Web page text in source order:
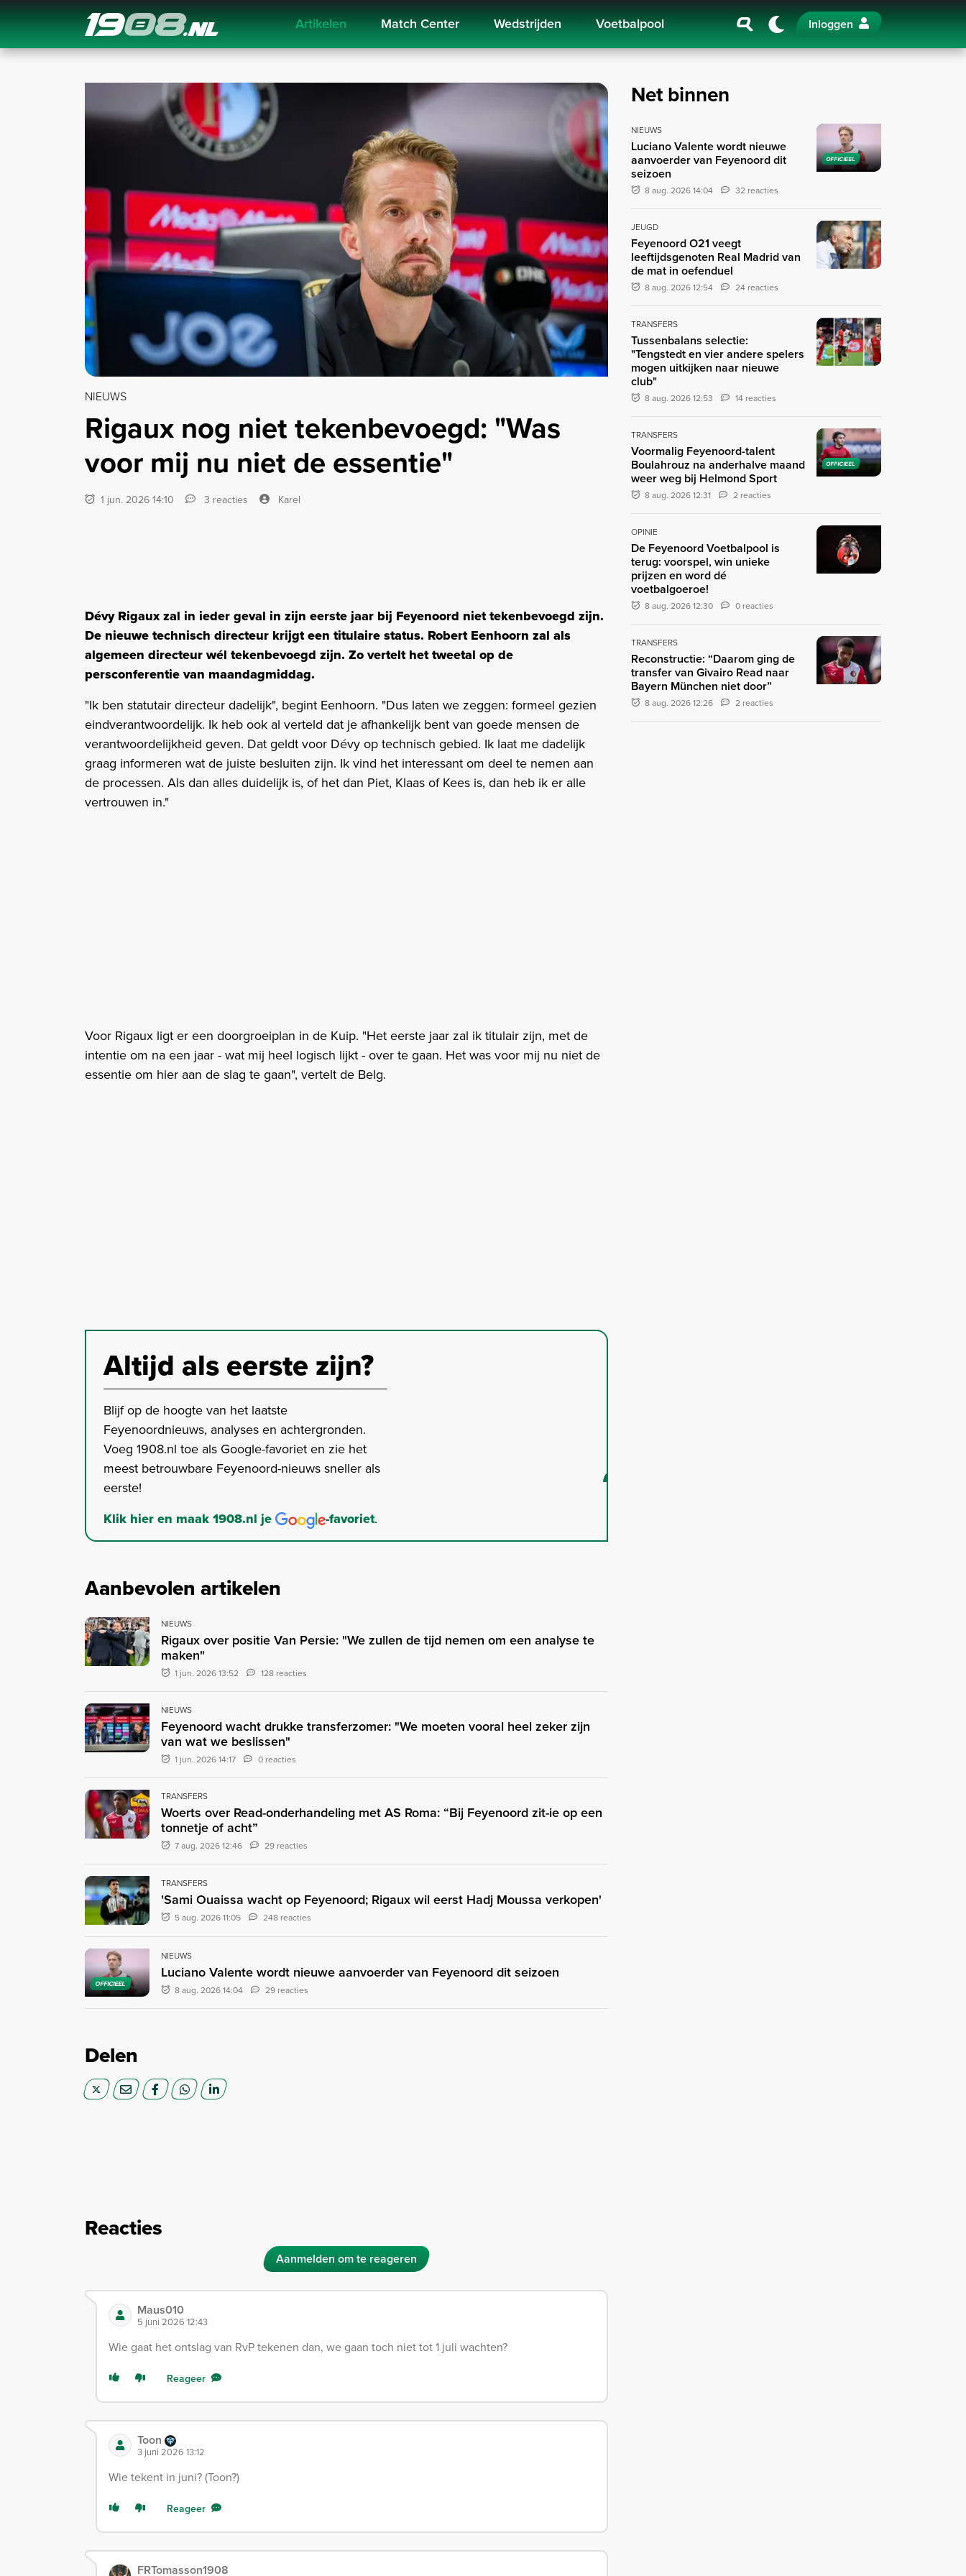
Navigation Artikelen Match Center Wedstrijden Voetbalpool Inloggen
NIEUWS
Rigaux nog niet tekenbevoegd: "Was
voor mij nu niet de essentie"
1 jun. 2026 14:10 3 reacties Karel
Dévy Rigaux zal in ieder geval in zijn eerste jaar bij Feyenoord niet tekenbevoegd zijn.
De nieuwe technisch directeur krijgt een titulaire status. Robert Eenhoorn zal als
algemeen directeur wél tekenbevoegd zijn. Zo vertelt het tweetal op de
persconferentie van maandagmiddag.
"Ik ben statutair directeur dadelijk", begint Eenhoorn. "Dus laten we zeggen: formeel gezien
eindverantwoordelijk. Ik heb ook al verteld dat je afhankelijk bent van goede mensen de
verantwoordelijkheid geven. Dat geldt voor Dévy op technisch gebied. Ik laat me dadelijk
graag informeren wat de juiste besluiten zijn. Ik vind het interessant om deel te nemen aan
de processen. Als dan alles duidelijk is, of het dan Piet, Klaas of Kees is, dan heb ik er alle
vertrouwen in."
Voor Rigaux ligt er een doorgroeiplan in de Kuip. "Het eerste jaar zal ik titulair zijn, met de
intentie om na een jaar - wat mij heel logisch lijkt - over te gaan. Het was voor mij nu niet de
essentie om hier aan de slag te gaan", vertelt de Belg.
Altijd als eerste zijn?
Blijf op de hoogte van het laatste
Feyenoordnieuws, analyses en achtergronden.
Voeg 1908.nl toe als Google-favoriet en zie het
meest betrouwbare Feyenoord-nieuws sneller als
eerste!
Klik hier en maak 1908.nl je
-favoriet.
Aanbevolen artikelen
NIEUWS
Rigaux over positie Van Persie: "We zullen de tijd nemen om een analyse te
maken"
1 jun. 2026 13:52 128 reacties
NIEUWS
Feyenoord wacht drukke transferzomer: "We moeten vooral heel zeker zijn
van wat we beslissen"
1 jun. 2026 14:17 0 reacties
TRANSFERS
Woerts over Read-onderhandeling met AS Roma: “Bij Feyenoord zit-ie op een
tonnetje of acht”
7 aug. 2026 12:46 29 reacties
TRANSFERS
'Sami Ouaissa wacht op Feyenoord; Rigaux wil eerst Hadj Moussa verkopen'
5 aug. 2026 11:05 248 reacties
OFFICIEEL
NIEUWS
Luciano Valente wordt nieuwe aanvoerder van Feyenoord dit seizoen
8 aug. 2026 14:04 29 reacties
Delen
Reacties
Aanmelden om te reageren
Maus010
5 juni 2026 12:43
Wie gaat het ontslag van RvP tekenen dan, we gaan toch niet tot 1 juli wachten?
Reageer
Toon
3 juni 2026 13:12
Wie tekent in juni? (Toon?)
Reageer
FRTomasson1908
Net binnen
OFFICIEEL
NIEUWS
Luciano Valente wordt nieuwe
aanvoerder van Feyenoord dit
seizoen
8 aug. 2026 14:04 32 reacties
JEUGD
Feyenoord O21 veegt
leeftijdsgenoten Real Madrid van
de mat in oefenduel
8 aug. 2026 12:54 24 reacties
TRANSFERS
Tussenbalans selectie:
"Tengstedt en vier andere spelers
mogen uitkijken naar nieuwe
club"
8 aug. 2026 12:53 14 reacties
OFFICIEEL
TRANSFERS
Voormalig Feyenoord-talent
Boulahrouz na anderhalve maand
weer weg bij Helmond Sport
8 aug. 2026 12:31 2 reacties
OPINIE
De Feyenoord Voetbalpool is
terug: voorspel, win unieke
prijzen en word dé
voetbalgoeroe!
8 aug. 2026 12:30 0 reacties
TRANSFERS
Reconstructie: “Daarom ging de
transfer van Givairo Read naar
Bayern München niet door”
8 aug. 2026 12:26 2 reacties